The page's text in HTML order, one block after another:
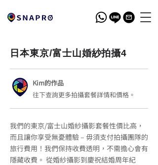
日本東京/富士山婚紗拍攝4
Kim的作品
往下查詢更多拍攝套餐詳情和價格。
我們的東京/富士山婚紗攝影套餐性價比高，
而且讓你享受無憂體驗 – 毋須支付拍攝團隊的
旅行費用！我們保持收費透明，不需擔心會有
隱藏收費。 從婚紗攝影到慶祝結婚周年紀